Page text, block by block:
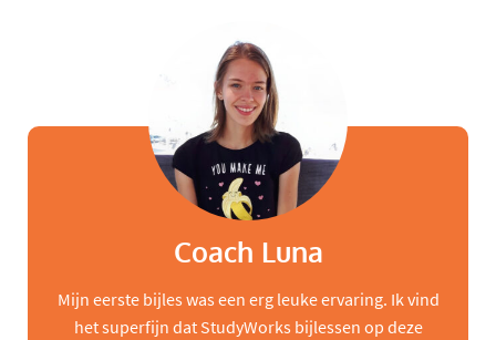
Coach Luna
Mijn eerste bijles was een erg leuke ervaring. Ik vind
het superfijn dat StudyWorks bijlessen op deze